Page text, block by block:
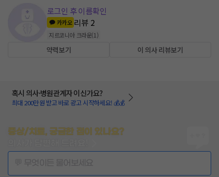
로그인 후 이름확인
카카오 리뷰 2
지르코니아 크라운(1 )
약력보기 이 의사 리뷰보기
혹시 의사·병원관계자 이신가요?
최대 200만원 받고 바로 광고 시작하세요! 💰💰
증상/치료, 궁금한 점이 있나요?